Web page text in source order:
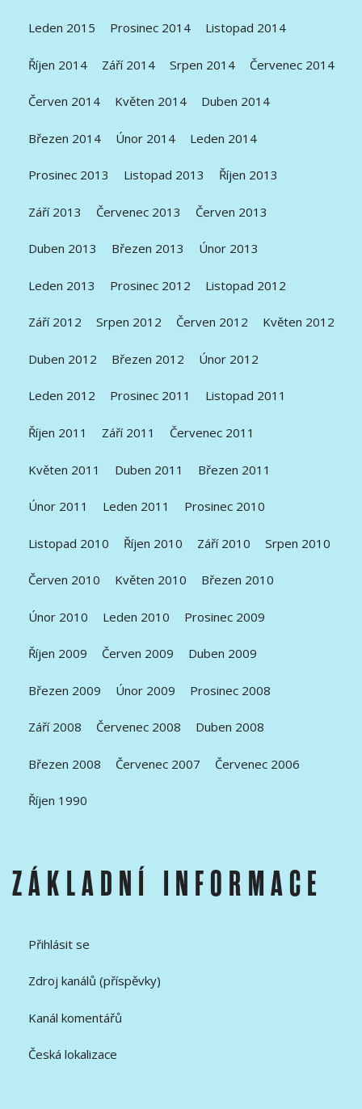
Leden 2015 Prosinec 2014 Listopad 2014
Říjen 2014 Září 2014 Srpen 2014 Červenec 2014
Červen 2014 Květen 2014 Duben 2014
Březen 2014 Únor 2014 Leden 2014
Prosinec 2013 Listopad 2013 Říjen 2013
Září 2013 Červenec 2013 Červen 2013
Duben 2013 Březen 2013 Únor 2013
Leden 2013 Prosinec 2012 Listopad 2012
Září 2012 Srpen 2012 Červen 2012 Květen 2012
Duben 2012 Březen 2012 Únor 2012
Leden 2012 Prosinec 2011 Listopad 2011
Říjen 2011 Září 2011 Červenec 2011
Květen 2011 Duben 2011 Březen 2011
Únor 2011 Leden 2011 Prosinec 2010
Listopad 2010 Říjen 2010 Září 2010 Srpen 2010
Červen 2010 Květen 2010 Březen 2010
Únor 2010 Leden 2010 Prosinec 2009
Říjen 2009 Červen 2009 Duben 2009
Březen 2009 Únor 2009 Prosinec 2008
Září 2008 Červenec 2008 Duben 2008
Březen 2008 Červenec 2007 Červenec 2006
Říjen 1990
ZÁKLADNÍ INFORMACE
Přihlásit se
Zdroj kanálů (příspěvky)
Kanál komentářů
Česká lokalizace